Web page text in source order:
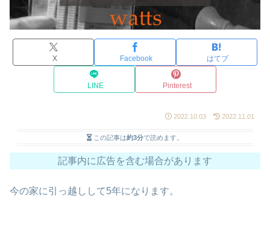
X Facebook はてブ
LINE Pinterest
2022.10.03 2022.11.01
この記事は約3分で読めます。
記事内に広告を含む場合があります
今の家に引っ越しして5年になります。